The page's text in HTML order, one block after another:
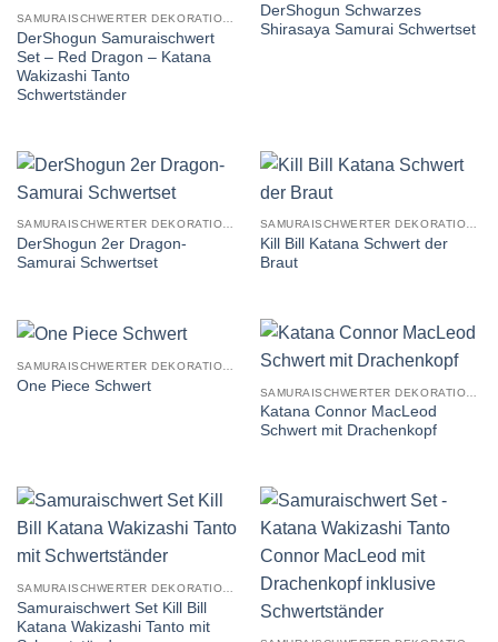
DerShogun Samuraischwert
Set – Red Dragon – Katana
Wakizashi Tanto
Schwertständer
DerShogun Schwarzes
Shirasaya Samurai Schwertset
SAMURAISCHWERTER DEKORATION STUMPF
DerShogun 2er Dragon-
Samurai Schwertset
SAMURAISCHWERTER DEKORATION STUMPF
Kill Bill Katana Schwert der
Braut
One Piece Schwert
Katana Connor MacLeod
Schwert mit Drachenkopf
Samuraischwert Set Kill Bill
Katana Wakizashi Tanto mit